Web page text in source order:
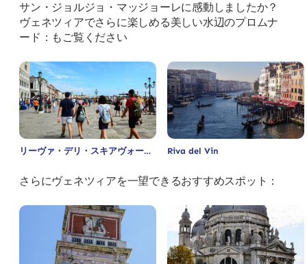
サン・ジョルジョ・マッジョーレに感動しましたか？
ヴェネツィアでさらに楽しめる美しい水辺のプロムナ
ード：もご覧ください
リーヴァ・デリ・スキアヴォーニ Riva del Vin
さらにヴェネツィアを一望できるおすすめスポット：